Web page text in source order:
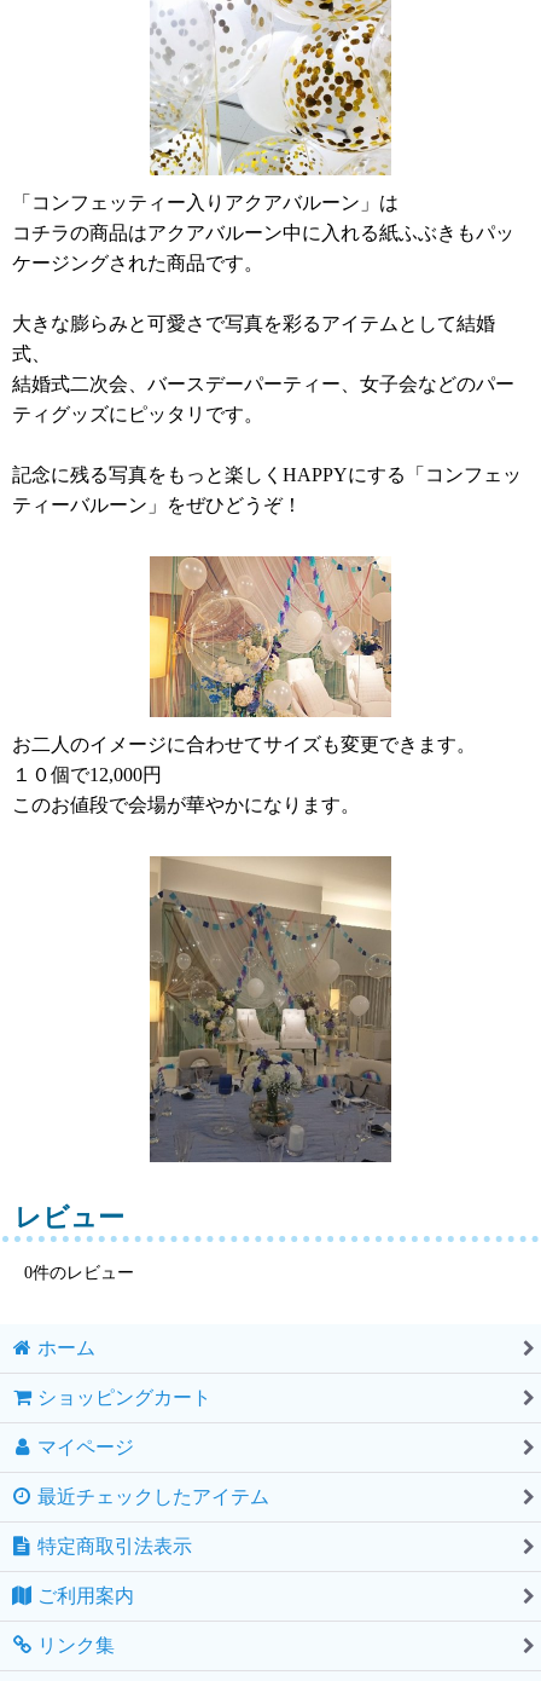
「コンフェッティー入りアクアバルーン」は
コチラの商品はアクアバルーン中に入れる紙ふぶきもパッ
ケージングされた商品です。
大きな膨らみと可愛さで写真を彩るアイテムとして結婚
式、
結婚式二次会、バースデーパーティー、女子会などのパー
ティグッズにピッタリです。
記念に残る写真をもっと楽しくHAPPYにする「コンフェッ
ティーバルーン」をぜひどうぞ！
お二人のイメージに合わせてサイズも変更できます。
１０個で12,000円
このお値段で会場が華やかになります。
レビュー
0件のレビュー
ホーム
ショッピングカート
マイページ
最近チェックしたアイテム
特定商取引法表示
ご利用案内
リンク集